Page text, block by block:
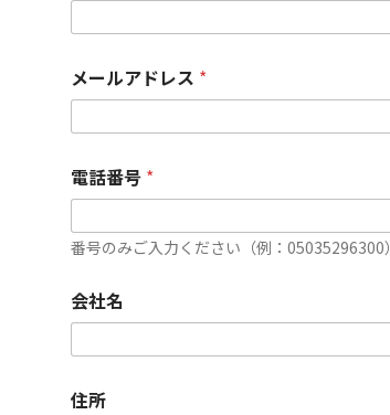
メールアドレス *
電話番号 *
番号のみご入力ください（例：05035296300）
会社名
住所